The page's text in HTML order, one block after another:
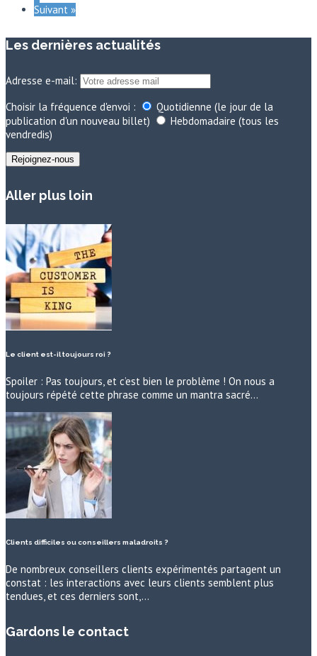
Suivant »
Les dernières actualités
Adresse e-mail:
Choisir la fréquence d'envoi :
Quotidienne (le jour de la
publication d'un nouveau billet)
Hebdomadaire (tous les
vendredis)
Aller plus loin
Le client est-il toujours roi ?
Spoiler : Pas toujours, et c’est bien le problème ! On nous a
toujours répété cette phrase comme un mantra sacré…
Clients difficiles ou conseillers maladroits ?
De nombreux conseillers clients expérimentés partagent un
constat : les interactions avec leurs clients semblent plus
tendues, et ces derniers sont,…
Gardons le contact